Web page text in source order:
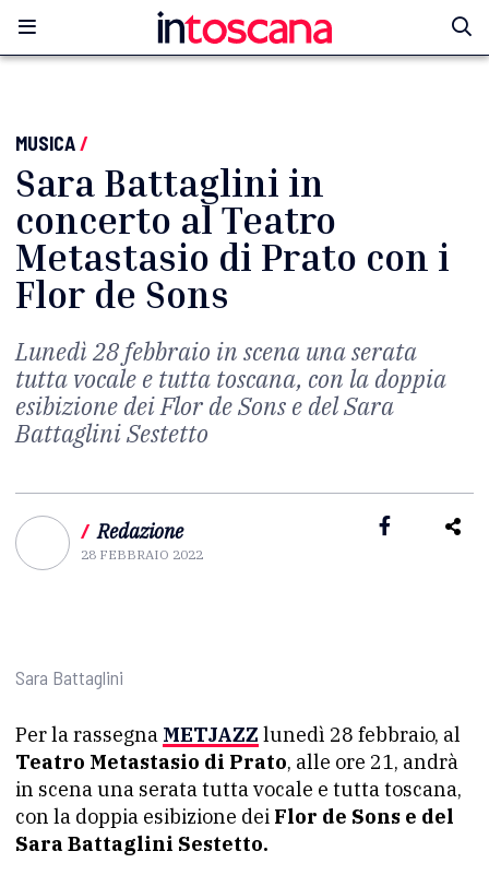
MUSICA/
Sara Battaglini in
concerto al Teatro
Metastasio di Prato con i
Flor de Sons
Lunedì 28 febbraio in scena una serata
tutta vocale e tutta toscana, con la doppia
esibizione dei Flor de Sons e del Sara
Battaglini Sestetto
/ Redazione
28 FEBBRAIO 2022
Sara Battaglini
Per la rassegna METJAZZ lunedì 28 febbraio, al
Teatro Metastasio di Prato, alle ore 21, andrà
in scena una serata tutta vocale e tutta toscana,
con la doppia esibizione dei Flor de Sons e del
Sara Battaglini Sestetto.